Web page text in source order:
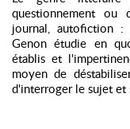
questionnement ou
journal, autofiction :
Genon étudie en
établis et
moyen de
d'interroger le sujet et